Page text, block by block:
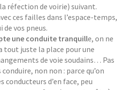
réfection de voirie) suivant.
ces failles dans l’espace-temps,
vos pneus.
une conduite tranquille, on ne
tout juste la place pour une
de voie soudains… Pas
non non : parce qu’on
conducteurs d’en face, peu